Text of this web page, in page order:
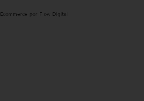
Ecommerce por Flow Digital